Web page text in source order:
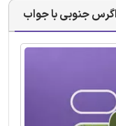
جنوبی با جواب